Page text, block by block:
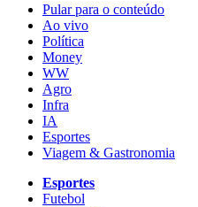
Pular para o conteúdo
Ao vivo
Política
Money
WW
Agro
Infra
IA
Esportes
Viagem & Gastronomia
Esportes
Futebol